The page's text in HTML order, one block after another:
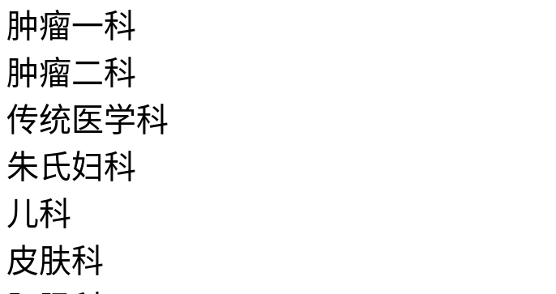
肿瘤一科
肿瘤二科
传统医学科
朱氏妇科
儿科
皮肤科